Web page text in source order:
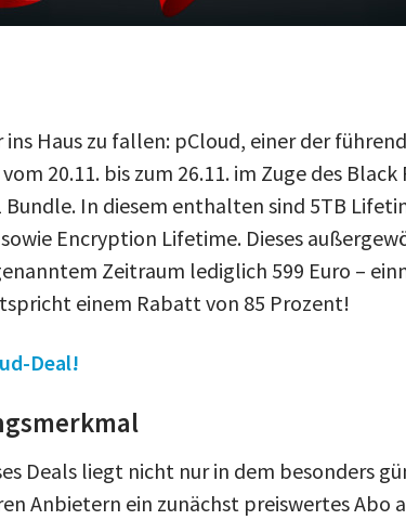
Haus zu fallen: pCloud, einer der
20.11. bis zum 26.11. im Zuge des Black
In diesem enthalten sind 5TB
Encryption Lifetime. Dieses
Zeitraum lediglich 599 Euro –
einem Rabatt von 85 Prozent!
Deal!
Deals liegt nicht nur in dem besonders
Anbietern ein zunächst preiswertes Abo